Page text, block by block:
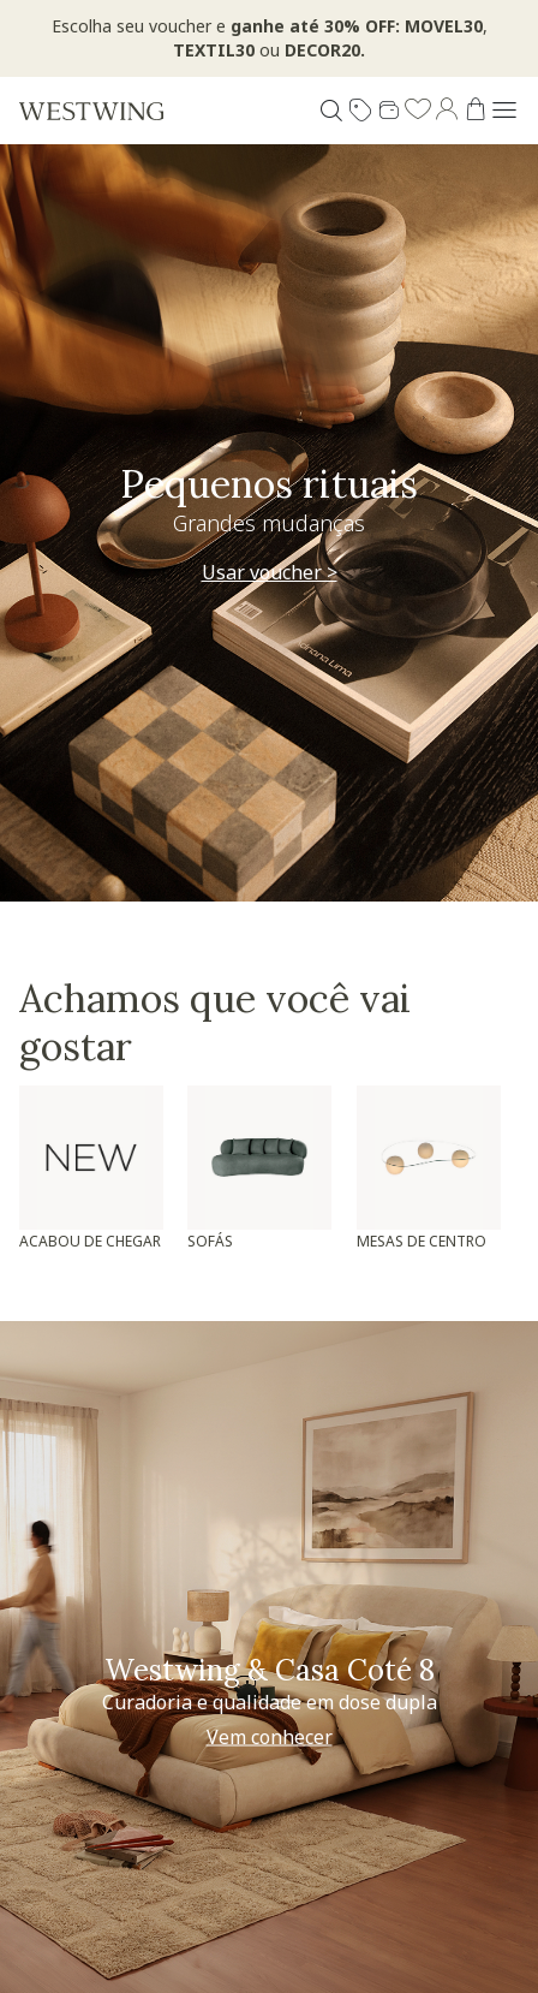
Escolha seu voucher e ganhe até 30% OFF: MOVEL30,
TEXTIL30 ou DECOR20.
Pequenos rituais
Grandes mudanças
Usar voucher >
Achamos que você vai
gostar
ACABOU DE CHEGAR SOFÁS MESAS DE CENTRO
Westwing & Casa Coté 8
Curadoria e qualidade em dose dupla
Vem conhecer